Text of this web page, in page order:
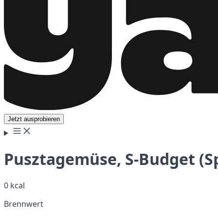
Jetzt ausprobieren
Pusztagemüse, S-Budget
0 kcal
Brennwert